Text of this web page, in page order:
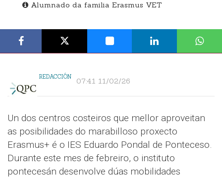
Alumnado da familia Erasmus VET
REDACCIÓN 07:41 11/02/26
Un dos centros costeiros que mellor aproveitan
as posibilidades do marabilloso proxecto
Erasmus+ é o IES Eduardo Pondal de Ponteceso.
Durante este mes de febreiro, o instituto
pontecesán desenvolve dúas mobilidades